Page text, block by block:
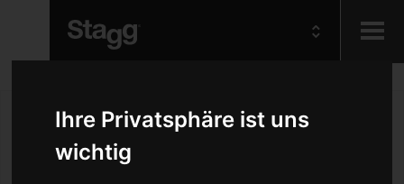
Ihre Privatsphäre ist uns
wichtig